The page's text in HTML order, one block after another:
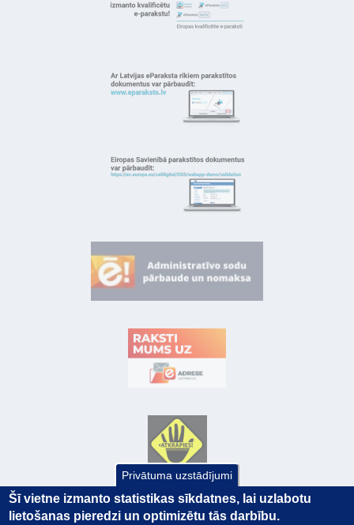
Privātuma uzstādījumi
Šī vietne izmanto statistikas sīkdatnes, lai uzlabotu
lietošanas pieredzi un optimizētu tās darbību.